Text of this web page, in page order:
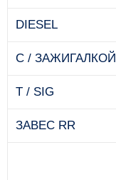
DIESEL
С / ЗАЖИГАЛКОЙ
Т / SIG
ЗАВЕС RR